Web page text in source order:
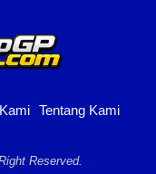
Tentang Kami
Reserved.